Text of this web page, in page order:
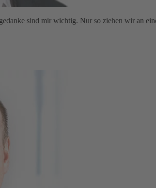
sind mir wichtig. Nur so ziehen wir an